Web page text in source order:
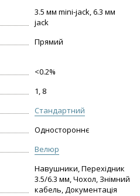
3.5 мм mini-jack, 6.3 мм
jack
Прямий
<0.2%
1, 8
Стандартний
Одностороннє
Велюр
Навушники, Перехідник
3.5/6.3 мм, Чохол, Знімний
кабель, Документація